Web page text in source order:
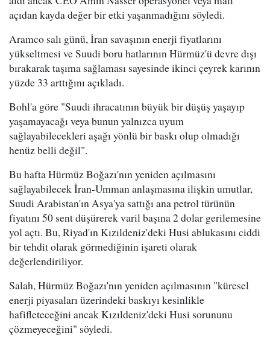
açıdan kayda değer bir etki yaşanmadığını söyledi.
Aramco salı günü, İran savaşının enerji fiyatlarını
yükseltmesi ve Suudi boru hatlarının Hürmüz'ü devre dışı
bırakarak taşıma sağlaması sayesinde ikinci çeyrek karının
yüzde 33 arttığını açıkladı.
Bohl'a göre "Suudi ihracatının büyük bir düşüş yaşayıp
yaşamayacağı veya bunun yalnızca uyum
sağlayabilecekleri aşağı yönlü bir baskı olup olmadığı
henüz belli değil".
Bu hafta Hürmüz Boğazı'nın yeniden açılmasını
sağlayabilecek İran-Umman anlaşmasına ilişkin umutlar,
Suudi Arabistan'ın Asya'ya sattığı ana petrol türünün
fiyatını 50 sent düşürerek varil başına 2 dolar gerilemesine
yol açtı. Bu, Riyad'ın Kızıldeniz'deki Husi ablukasını ciddi
bir tehdit olarak görmediğinin işareti olarak
değerlendiriliyor.
Salah, Hürmüz Boğazı'nın yeniden açılmasının "küresel
enerji piyasaları üzerindeki baskıyı kesinlikle
hafifleteceğini ancak Kızıldeniz'deki Husi sorununu
çözmeyeceğini" söyledi.